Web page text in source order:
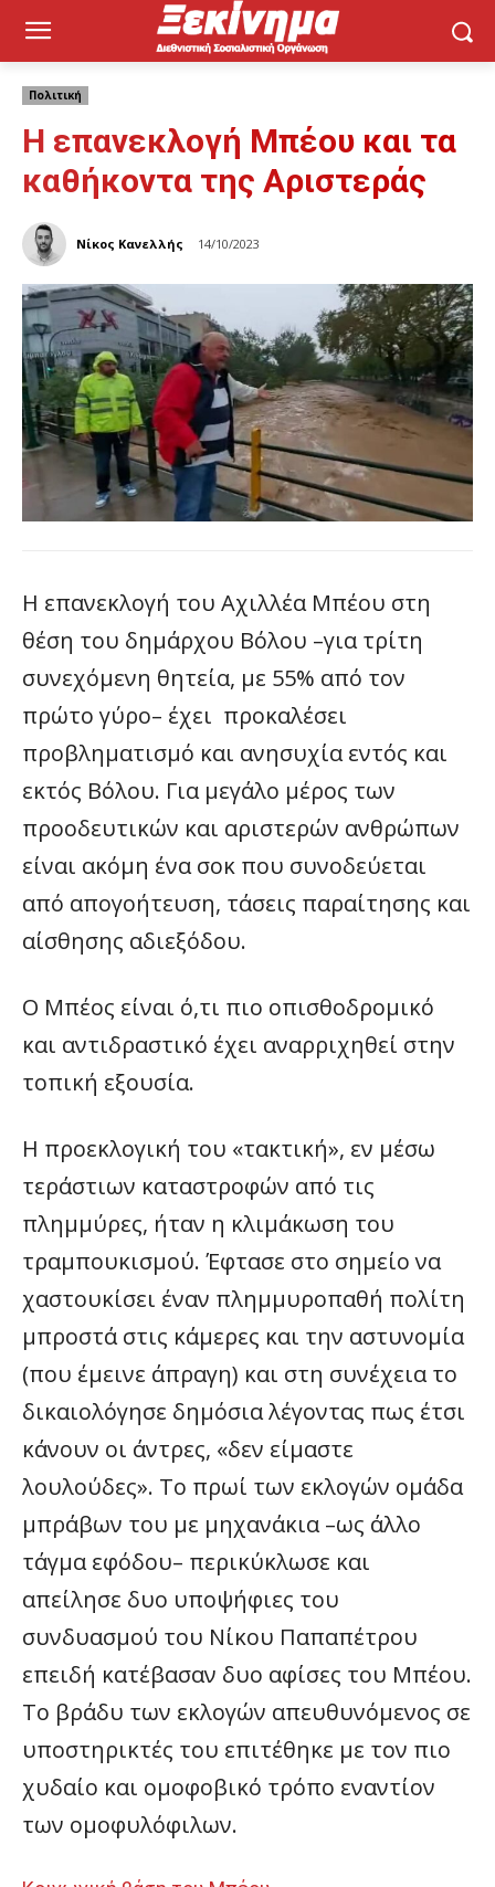
Πολιτική
Η επανεκλογή Μπέου και τα
καθήκοντα της Αριστεράς
Νίκος Κανελλής 14/10/2023
Η επανεκλογή του Αχιλλέα Μπέου στη
θέση του δημάρχου Βόλου –για τρίτη
συνεχόμενη θητεία, με 55% από τον
πρώτο γύρο– έχει προκαλέσει
προβληματισμό και ανησυχία εντός και
εκτός Βόλου. Για μεγάλο μέρος των
προοδευτικών και αριστερών ανθρώπων
είναι ακόμη ένα σοκ που συνοδεύεται
από απογοήτευση, τάσεις παραίτησης και
αίσθησης αδιεξόδου.
Ο Μπέος είναι ό,τι πιο οπισθοδρομικό
και αντιδραστικό έχει αναρριχηθεί στην
τοπική εξουσία.
Η προεκλογική του «τακτική», εν μέσω
τεράστιων καταστροφών από τις
πλημμύρες, ήταν η κλιμάκωση του
τραμπουκισμού. Έφτασε στο σημείο να
χαστουκίσει έναν πλημμυροπαθή πολίτη
μπροστά στις κάμερες και την αστυνομία
(που έμεινε άπραγη) και στη συνέχεια το
δικαιολόγησε δημόσια λέγοντας πως έτσι
κάνουν οι άντρες, «δεν είμαστε
λουλούδες». Το πρωί των εκλογών ομάδα
μπράβων του με μηχανάκια –ως άλλο
τάγμα εφόδου– περικύκλωσε και
απείλησε δυο υποψήφιες του
συνδυασμού του Νίκου Παπαπέτρου
επειδή κατέβασαν δυο αφίσες του Μπέου.
Το βράδυ των εκλογών απευθυνόμενος σε
υποστηρικτές του επιτέθηκε με τον πιο
χυδαίο και ομοφοβικό τρόπο εναντίον
των ομοφυλόφιλων.